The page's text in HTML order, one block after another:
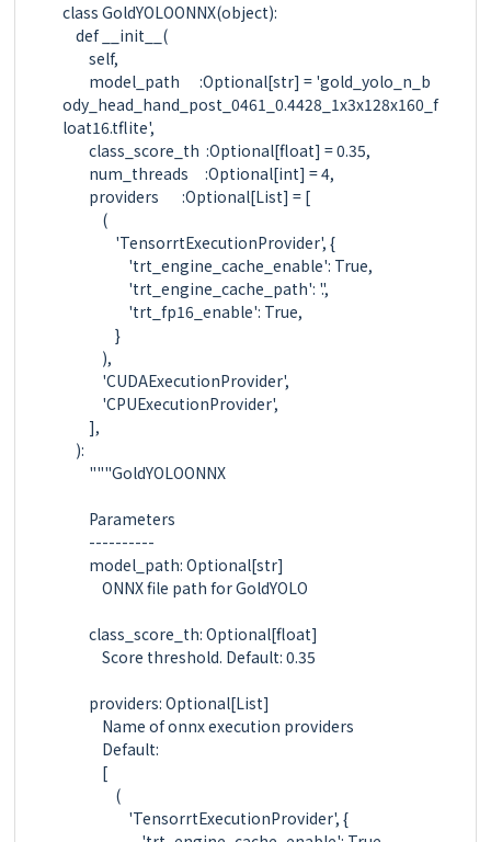
class GoldYOLOONNX(object):
ody_head_hand_post_0461_0.4428_1x3x128x160_f
loat16.tflite',